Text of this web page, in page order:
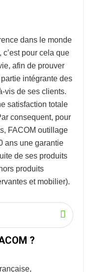
dans le monde
, c’est pour cela que
afin de prouver
intégrante des
vis de ses clients.
satisfaction totale
consequent, pour
FACOM outillage
ans une garantie
de ses produits
produits
et mobilier).
?